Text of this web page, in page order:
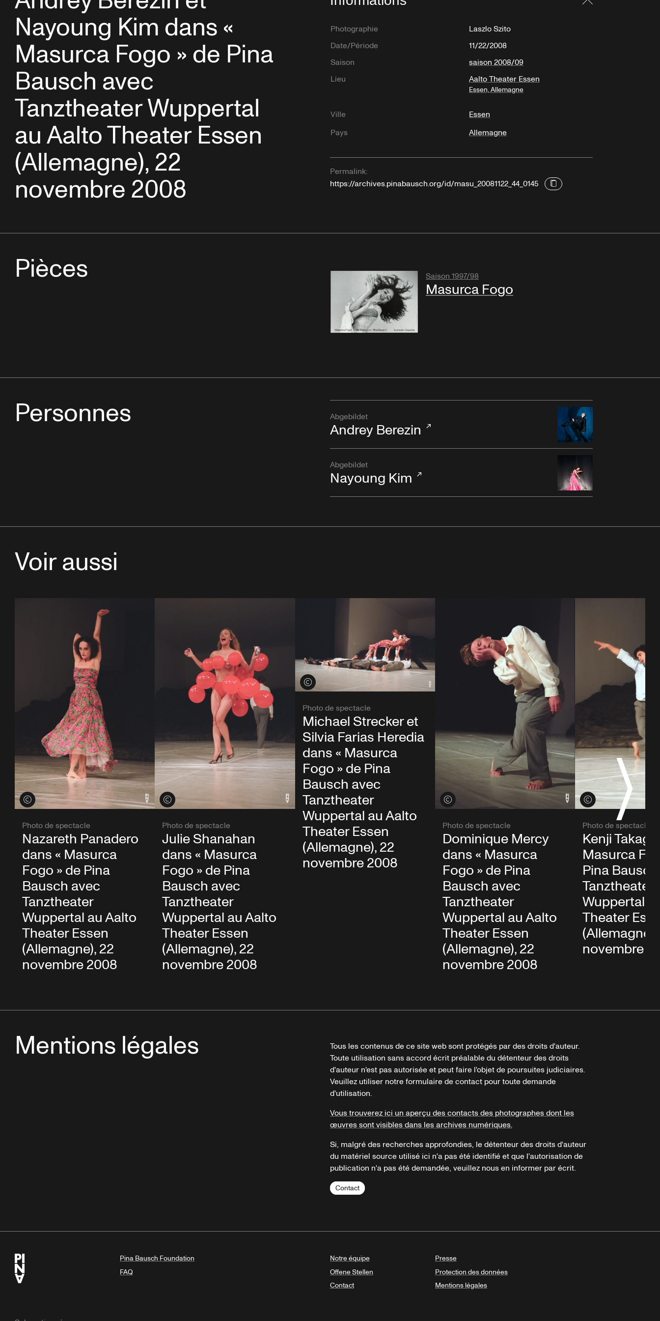
Nayoung Kim dans «
Masurca Fogo » de Pina
Bausch avec
Tanztheater Wuppertal
au Aalto Theater Essen
(Allemagne), 22
novembre 2008
Photographie
Laszlo Szito
Date/Période
11/22/2008
Saison
saison 2008/09
Lieu
Aalto Theater Essen
Essen, Allemagne
Ville
Essen
Pays
Allemagne
Permalink:
https://archives.pinabausch.org/id/masu_20081122_44_0145
Pièces Saison 1997/98
Masurca Fogo
Personnes Abgebildet
Andrey Berezin
Abgebildet
Nayoung Kim
Voir aussi
Voir les crédits
Photo de spectacle
Nazareth Panadero
dans « Masurca
Fogo » de Pina
Bausch avec
Tanztheater
Wuppertal au Aalto
Theater Essen
(Allemagne), 22
novembre 2008
Voir les crédits
Photo de spectacle
Julie Shanahan
dans « Masurca
Fogo » de Pina
Bausch avec
Tanztheater
Wuppertal au Aalto
Theater Essen
(Allemagne), 22
novembre 2008
Voir les crédits
Photo de spectacle
Michael Strecker et
Silvia Farias Heredia
dans « Masurca
Fogo » de Pina
Bausch avec
Tanztheater
Wuppertal au Aalto
Theater Essen
(Allemagne), 22
novembre 2008
Voir les crédits
Photo de spectacle
Dominique Mercy
dans « Masurca
Fogo » de Pina
Bausch avec
Tanztheater
Wuppertal au Aalto
Theater Essen
(Allemagne), 22
novembre 2008
Voir les crédits
Photo de spectacle
Kenji Takagi
Masurca
Pina
Tanztheater
Wuppertal
Theater
novembre
Mentions légales
Tous les contenus de ce site web sont protégés par des droits d'auteur.
Toute utilisation sans accord écrit préalable du détenteur des droits
d'auteur n'est pas autorisée et peut faire l'objet de poursuites judiciaires.
Veuillez utiliser notre formulaire de contact pour toute demande
d'utilisation.
Vous trouverez ici un aperçu des contacts des photographes dont les
œuvres sont visibles dans les archives numériques.
Si, malgré des recherches approfondies, le détenteur des droits d'auteur
du matériel source utilisé ici n'a pas été identifié et que l'autorisation de
publication n'a pas été demandée, veuillez nous en informer par écrit.
Contact
Pina Bausch Foundation
FAQ
Notre équipe
Offene Stellen
Contact
Presse
Protection des données
Mentions légales